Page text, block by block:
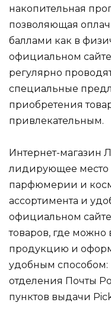
накопительная
позволяющая
баллами как в
официальном сайте
регулярно
специальные
приобретения
привлекательным.
Интернет-магазин
лидирующее место
парфюмерии и
ассортимента и
официальном
товаров, где
продукцию и
удобным способом:
отделения Почты
пунктов выдачи